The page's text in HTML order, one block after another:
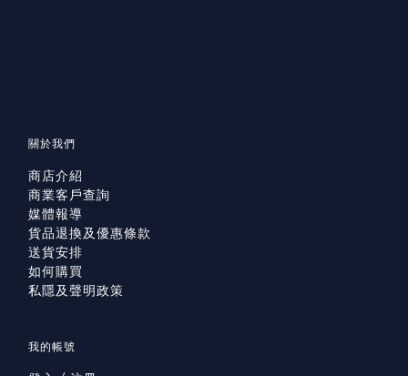
關於我們
商店介紹
商業客戶查詢
媒體報導
貨品退換及優惠條款
送貨安排
如何購買
私隱及聲明政策
我的帳號